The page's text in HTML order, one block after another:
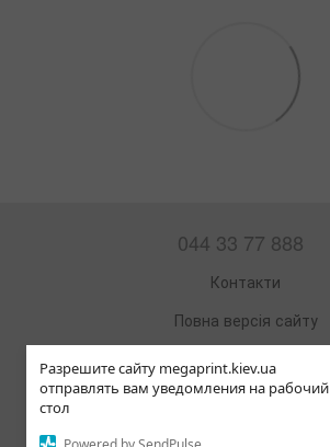
Разрешите сайту megaprint.kiev.ua
отправлять вам уведомления на рабочий
стол
044 33 77 888
Контакти
Повна версія сайту
Мапа сайту
© 2002—2026